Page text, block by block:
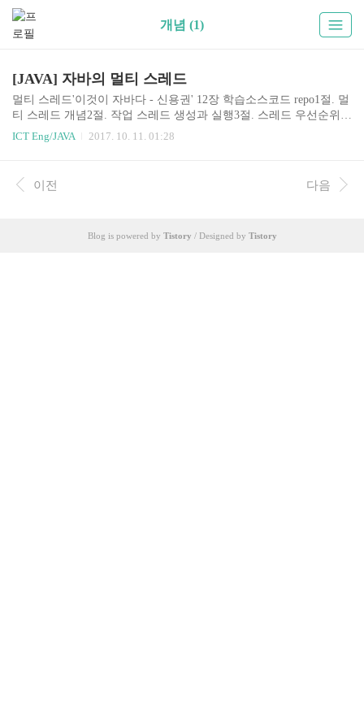
개념 (1)
[JAVA] 자바의 멀티 스레드
멀티 스레드'이것이 자바다 - 신용권' 12장 학습소스코드 repo1절. 멀
티 스레드 개념2절. 작업 스레드 생성과 실행3절. 스레드 우선순위4
절. 동기화 메소드와 동기화 블록5절. 스레드 상태6절. 스레드 상태
제어7절. 데몬 스레드8절. 스레드 그룹9절. 스레드 풀1. 프로세스와
프로세스를 만들기도 한다.멀티 태스킹두 가지 이상의 작업을 동시
에 처리하는 것멀티 프로세스 : 독립적으로 프로그램들을 실행하고
인 스레드가 main() 메소드를 실행하면서 시작된다.main() 메소드의
ICT Eng/JAVA 2017. 10. 11. 01:28
이전 다음
Blog is powered by Tistory / Designed by Tistory